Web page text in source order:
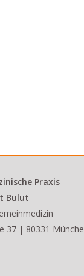
Praxis
Bulut
37 | 80331